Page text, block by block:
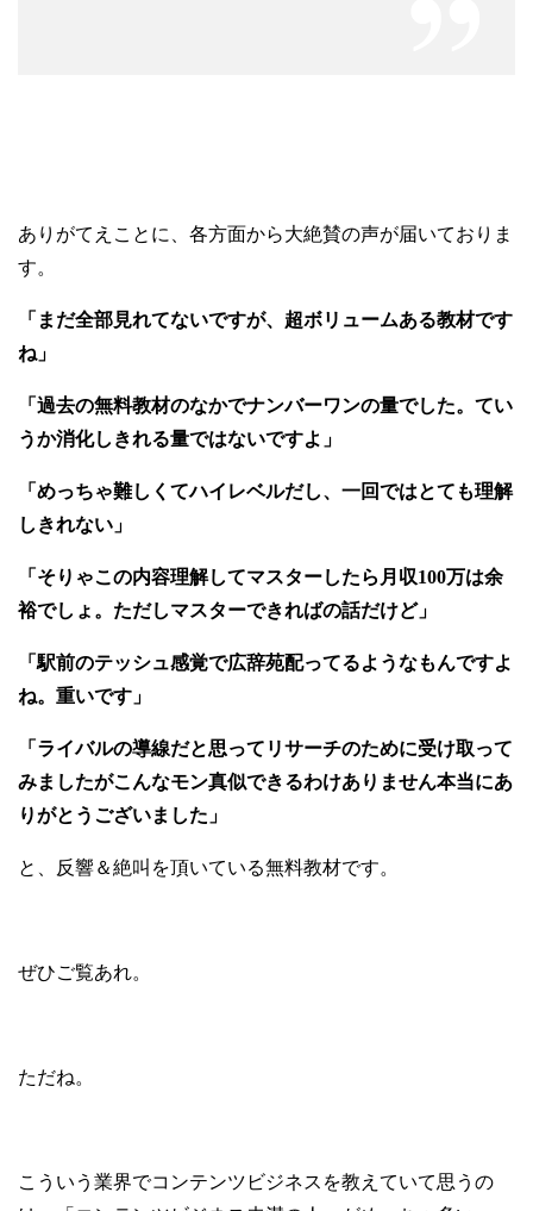
ありがてえことに、各方面から大絶賛の声が届いておりま
す。
「まだ全部見れてないですが、超ボリュームある教材です
ね」
「過去の無料教材のなかでナンバーワンの量でした。てい
うか消化しきれる量ではないですよ」
「めっちゃ難しくてハイレベルだし、一回ではとても理解
しきれない 」
「そりゃこの内容理解してマスターしたら月収100万は余
裕でしょ。ただしマスターできればの話だけど」
「駅前のテッシュ感覚で広辞苑配ってるようなもんですよ
ね。重いです」
「ライバルの導線だと思ってリサーチのために受け取って
みましたがこんなモン真似できるわけありません本当にあ
りがとうございました」
と、反響＆絶叫を頂いている無料教材です。
ぜひご覧あれ。
ただね。
こういう業界でコンテンツビジネスを教えていて思うの